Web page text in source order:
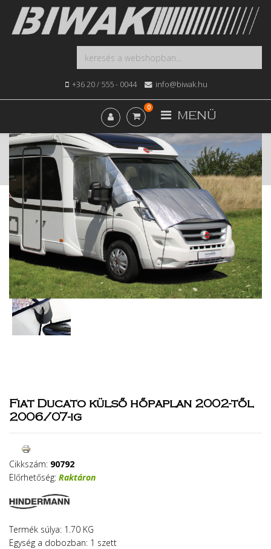
+36 20 / 555 - 0044 info@biwak.hu
MENÜ
0
Kezdőlap Webshop
Ablak, Tetőablak, Árnyékolás
Árnyékoló, szúnyogháló, hőpaplan
Hőpaplan
Fiat Ducato külső hőpaplan 2002-től 2006/07-ig
Fiat Ducato külső hőpaplan 2002-től
2006/07-ig
Cikkszám: 90792
Előrhetőség: Raktáron
Termék súlya: 1.70 KG
Egység a dobozban: 1 szett